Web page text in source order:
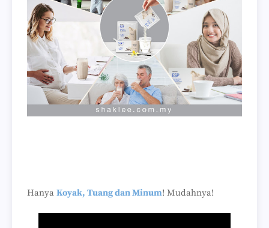
Hanya Koyak, Tuang dan Minum! Mudahnya!